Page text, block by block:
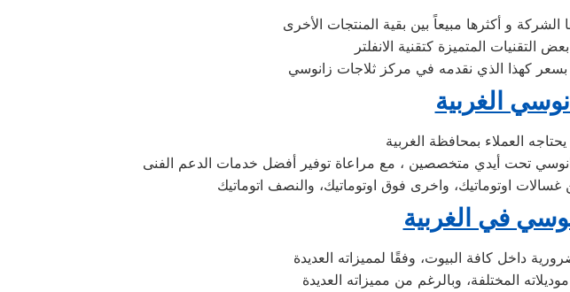
بسعر كهذا الذي نقدمه في مركز ثلاجات زانوسي
الغربية
في الغربية